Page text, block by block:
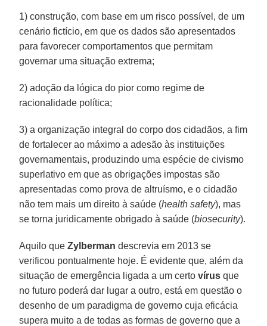
1) construção, com base em um risco possível, de um
cenário fictício, em que os dados são apresentados
para favorecer comportamentos que permitam
governar uma situação extrema;
2) adoção da lógica do pior como regime de
racionalidade política;
3) a organização integral do corpo dos cidadãos, a fim
de fortalecer ao máximo a adesão às instituições
governamentais, produzindo uma espécie de civismo
superlativo em que as obrigações impostas são
apresentadas como prova de altruísmo, e o cidadão
não tem mais um direito à saúde (health safety), mas
se torna juridicamente obrigado à saúde (biosecurity).
Aquilo queZylberman descrevia em 2013 se
verificou pontualmente hoje. É evidente que, além da
situação de emergência ligada a um certovírus que
no futuro poderá dar lugar a outro, está em questão o
desenho de um paradigma de governo cuja eficácia
supera muito a de todas as formas de governo que a